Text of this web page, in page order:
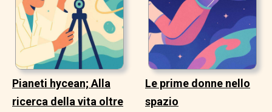
Pianeti hycean; Alla
ricerca della vita oltre
Le prime donne nello
spazio